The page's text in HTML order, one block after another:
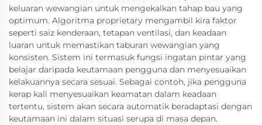
keluaran wewangian untuk mengekalkan tahap bau yang
optimum. Algoritma proprietary mengambil kira faktor
seperti saiz kenderaan, tetapan ventilasi, dan keadaan
luaran untuk memastikan taburan wewangian yang
konsisten. Sistem ini termasuk fungsi ingatan pintar yang
belajar daripada keutamaan pengguna dan menyesuaikan
kelakuannya secara sesuai. Sebagai contoh, jika pengguna
kerap kali menyesuaikan keamatan dalam keadaan
tertentu, sistem akan secara automatik beradaptasi dengan
keutamaan ini dalam situasi serupa di masa depan.